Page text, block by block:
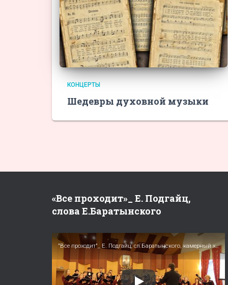
КОНЦЕРТЫ
Шедевры духовной музыки
«Все проходит»_ Е. Подгайц,
слова Е.Баратынского
"Все проходит"_ Е. Подгайц, сл.Баратынского, камерный хор Московские певчие